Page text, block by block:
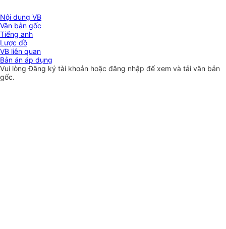
Nội dung VB
Văn bản gốc
Tiếng anh
Lược đồ
VB liên quan
Bản án áp dụng
Vui lòngĐăng ký tài khoản hoặc đăng nhập để xem và tải văn bản
gốc.